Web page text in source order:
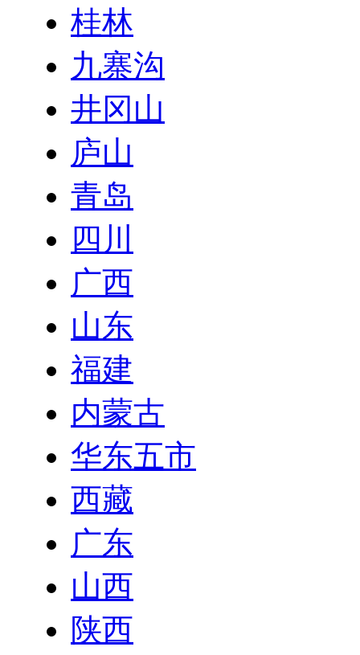
桂林
九寨沟
井冈山
庐山
青岛
四川
广西
山东
福建
内蒙古
华东五市
西藏
广东
山西
陕西